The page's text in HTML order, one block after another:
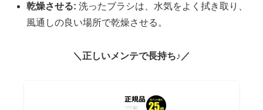
乾燥させる: 洗ったブラシは、水気をよく拭き取り、
風通しの良い場所で乾燥させる。
＼正しいメンテで長持ち♪／